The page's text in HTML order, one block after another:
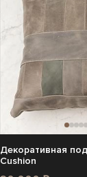
Декоративная
Cushion